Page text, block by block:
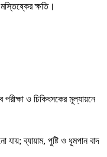
ক্ষতি।
পরীক্ষা ও চিকিৎসকের মূল্যায়নে
ব্যায়াম, পুষ্টি ও ধূমপান বাদ